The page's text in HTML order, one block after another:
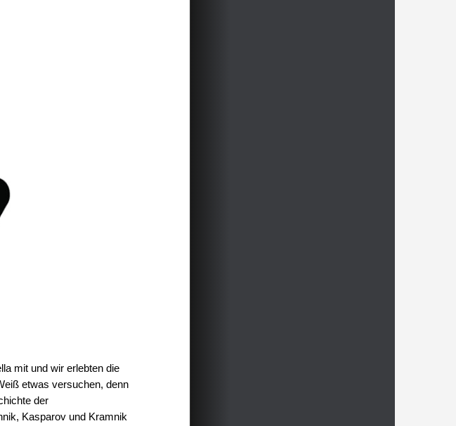
mit und wir erlebten die
etwas versuchen, denn
der
Kasparov und Kramnik